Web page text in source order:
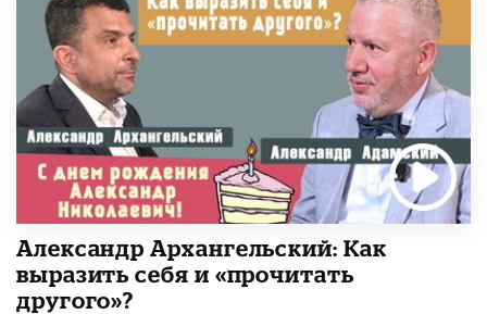
Александр Архангельский: Как
выразить себя и «прочитать
другого»?